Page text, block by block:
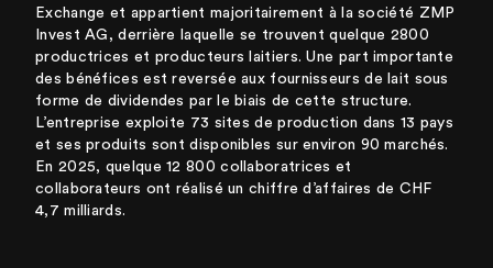
Exchange et appartient majoritairement à la société ZMP
Invest AG, derrière laquelle se trouvent quelque 2800
productrices et producteurs laitiers. Une part importante
des bénéfices est reversée aux fournisseurs de lait sous
forme de dividendes par le biais de cette structure.
L’entreprise exploite 73 sites de production dans 13 pays
et ses produits sont disponibles sur environ 90 marchés.
En 2025, quelque 12 800 collaboratrices et
collaborateurs ont réalisé un chiffre d’affaires de CHF
4,7 milliards.